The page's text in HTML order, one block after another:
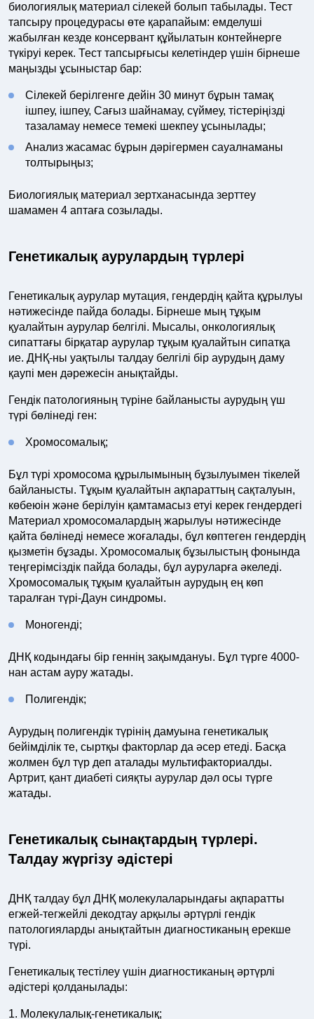
биологиялық материал сілекей болып табылады. Тест
тапсыру процедурасы өте қарапайым: емделуші
жабылған кезде консервант құйылатын контейнерге
түкіруі керек. Тест тапсырғысы келетіндер үшін бірнеше
маңызды ұсыныстар бар:
Сілекей берілгенге дейін 30 минут бұрын тамақ
ішпеу, ішпеу, Сағыз шайнамау, сүймеу, тістеріңізді
тазаламау немесе темекі шекпеу ұсынылады;
Анализ жасамас бұрын дәрігермен сауалнаманы
толтырыңыз;
Биологиялық материал зертханасында зерттеу
шамамен 4 аптаға созылады.
Генетикалық аурулардың түрлері
Генетикалық аурулар мутация, гендердің қайта құрылуы
нәтижесінде пайда болады. Бірнеше мың тұқым
қуалайтын аурулар белгілі. Мысалы, онкологиялық
сипаттағы бірқатар аурулар тұқым қуалайтын сипатқа
ие. ДНҚ-ны уақтылы талдау белгілі бір аурудың даму
қаупі мен дәрежесін анықтайды.
Гендік патологияның түріне байланысты аурудың үш
түрі бөлінеді ген:
Хромосомалық;
Бұл түрі хромосома құрылымының бұзылуымен тікелей
байланысты. Тұқым қуалайтын ақпараттың сақталуын,
көбеюін және берілуін қамтамасыз етуі керек гендердегі
Материал хромосомалардың жарылуы нәтижесінде
қайта бөлінеді немесе жоғалады, бұл көптеген гендердің
қызметін бұзады. Хромосомалық бұзылыстың фонында
теңгерімсіздік пайда болады, бұл ауруларға әкеледі.
Хромосомалық тұқым қуалайтын аурудың ең көп
таралған түрі-Даун синдромы.
Моногенді;
ДНҚ кодындағы бір геннің зақымдануы. Бұл түрге 4000-
нан астам ауру жатады.
Полигендік;
Аурудың полигендік түрінің дамуына генетикалық
бейімділік те, сыртқы факторлар да әсер етеді. Басқа
жолмен бұл түр деп аталады мультифакториалды.
Артрит, қант диабеті сияқты аурулар дәл осы түрге
жатады.
Генетикалық сынақтардың түрлері.
Талдау жүргізу әдістері
ДНҚ талдау бұл ДНҚ молекулаларындағы ақпаратты
егжей-тегжейлі декодтау арқылы әртүрлі гендік
патологияларды анықтайтын диагностиканың ерекше
түрі.
Генетикалық тестілеу үшін диагностиканың әртүрлі
әдістері қолданылады:
1. Молекулалық-генетикалық;